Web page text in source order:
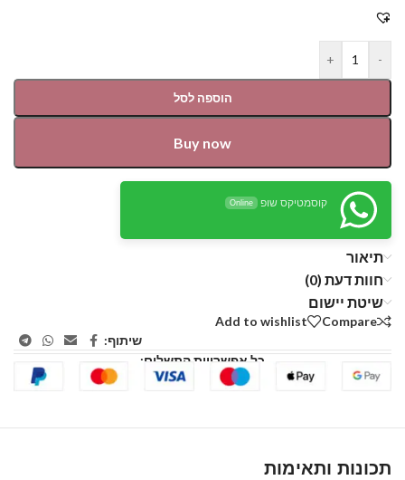
-
+
הוספה לסל
Buy now
קוסמטיקס שופ Online
תיאור
חוות דעת (0)
שיטת יישום
Compare
Add to wishlist
שיתוף:
כל אפשרויות התשלום:
תכונות ותאימות